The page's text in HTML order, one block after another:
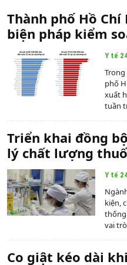
Thành phố Hồ
biện pháp kiểm
Y tế
phố
xuất
tuần
Triển khai đồng
lý chất lượng
Y tế
kiện,
thống
vai
Co giật kéo dài